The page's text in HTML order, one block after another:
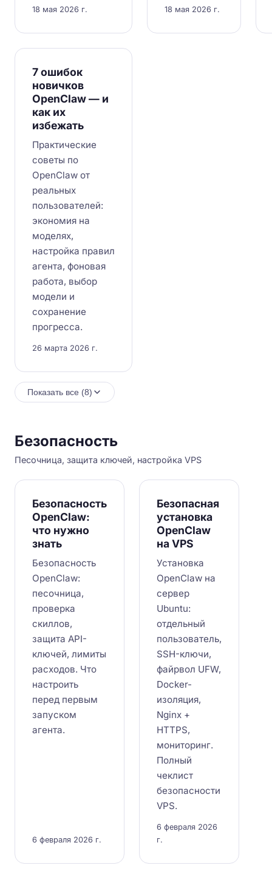
18 мая 2026 г. 18 мая 2026 г.
7 ошибок
новичков
OpenClaw — и
как их
избежать
Практические
советы по
OpenClaw от
реальных
пользователей:
экономия на
моделях,
настройка правил
агента, фоновая
работа, выбор
модели и
сохранение
прогресса.
26 марта 2026 г.
Показать все (8)
Безопасность
Песочница, защита ключей, настройка VPS
Безопасность
OpenClaw:
что нужно
знать
Безопасность
OpenClaw:
песочница,
проверка
скиллов,
защита API-
ключей, лимиты
расходов. Что
настроить
перед первым
запуском
агента.
6 февраля 2026 г.
Безопасная
установка
OpenClaw
на VPS
Установка
OpenClaw на
сервер
Ubuntu:
отдельный
пользователь,
SSH-ключи,
файрвол UFW,
Docker-
изоляция,
Nginx +
HTTPS,
мониторинг.
Полный
чеклист
безопасности
VPS.
6 февраля 2026
г.